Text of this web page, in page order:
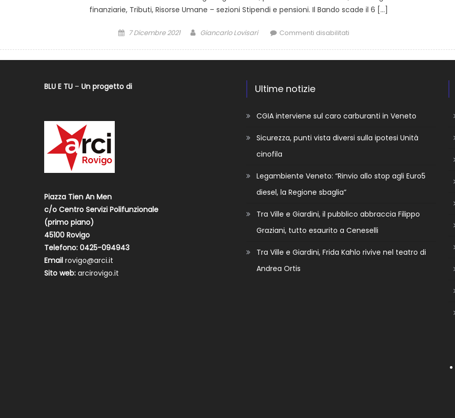
finanziarie, Tributi, Risorse Umane – sezioni Stipendi e pensioni. Il Bando scade il 6 […]
7 Dicembre 2021 Giancarlo Lovisari Commenti disabilitati
BLU E TU –Un progetto di
Piazza Tien An Men
c/o Centro Servizi Polifunzionale
(primo piano)
45100 Rovigo
Telefono: 0425-094943
Emailrovigo@arci.it
Sito web:arcirovigo.it
Ultime notizie
CGIA interviene sul caro carburanti in Veneto
Sicurezza, punti vista diversi sulla ipotesi Unità
cinofila
Legambiente Veneto: “Rinvio allo stop agli Euro5
diesel, la Regione sbaglia”
Tra Ville e Giardini, il pubblico abbraccia Filippo
Graziani, tutto esaurito a Ceneselli
Tra Ville e Giardini, Frida Kahlo rivive nel teatro di
Andrea Ortis